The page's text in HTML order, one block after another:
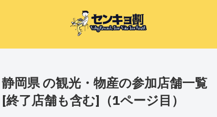
静岡県 の観光・物産の参加店舗一覧
[終了店舗も含む]（1ページ目）